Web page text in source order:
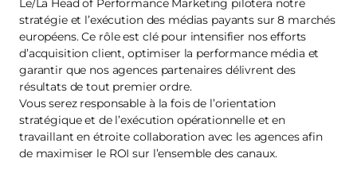
Le/La Head of Performance Marketing pilotera notre
stratégie et l’exécution des médias payants sur 8 marchés
européens. Ce rôle est clé pour intensifier nos efforts
d’acquisition client, optimiser la performance média et
garantir que nos agences partenaires délivrent des
résultats de tout premier ordre.
Vous serez responsable à la fois de l’orientation
stratégique et de l’exécution opérationnelle et en
travaillant en étroite collaboration avec les agences afin
de maximiser le ROI sur l’ensemble des canaux.